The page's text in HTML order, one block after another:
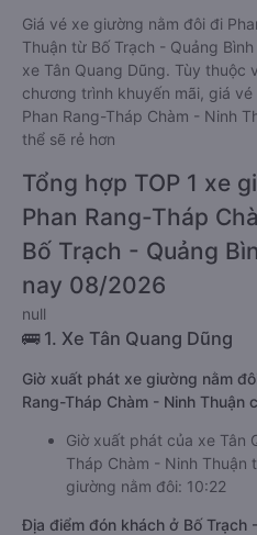
Giá vé xe giường nằm đôi đi
Thuận từ Bố Trạch - Quảng
xe Tân Quang Dũng. Tùy thuộc
chương trình khuyến mãi, giá
Phan Rang-Tháp Chàm - Ninh
thể sẽ rẻ hơn
Tổng hợp TOP 1 xe
Phan Rang-Tháp
Bố Trạch - Quảng
nay 08/2026
null
🚌 1. Xe Tân Quang Dũng
Giờ xuất phát xe giường nằm
Rang-Tháp Chàm - Ninh Thuận
Giờ xuất phát của xe Tân
Tháp Chàm - Ninh Thuận
giường nằm đôi: 10:22
Địa điểm đón khách ở Bố Trạch